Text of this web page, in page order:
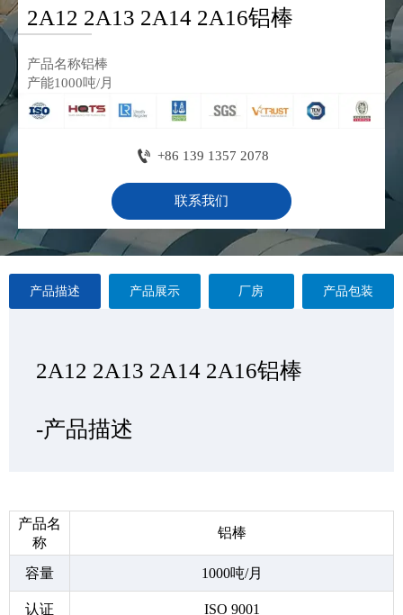
2A12 2A13 2A14 2A16铝棒
产品名称铝棒
产能1000吨/月
 +86 139 1357 2078
联系我们
产品描述 产品展示 厂房 产品包装
2A12 2A13 2A14 2A16铝棒
-产品描述
产品名
称
铝棒
容量 1000吨/月
认证 ISO 9001
2A12 2A13 2A14 2A16铝棒
—产品展示
2A12 2A13 2A14 2A16铝棒
-厂房
2A12 2A13 2A14 2A16铝棒
-产品包装